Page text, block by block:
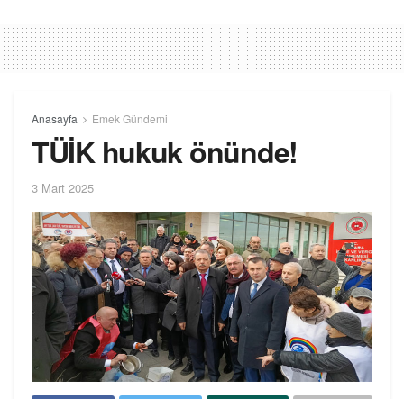
Anasayfa Emek Gündemi
TÜİK hukuk önünde!
3 Mart 2025